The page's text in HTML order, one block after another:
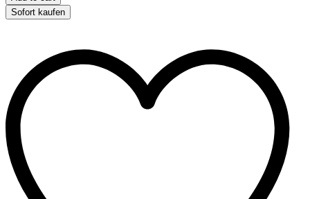
Hanna
quantity
Sofort kaufen